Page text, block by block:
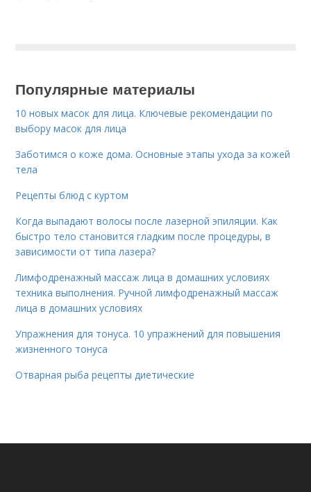
Популярные материалы
10 новых масок для лица. Ключевые рекомендации по
выбору масок для лица
Заботимся о коже дома. Основные этапы ухода за кожей
тела
Рецепты блюд с куртом
Когда выпадают волосы после лазерной эпиляции. Как
быстро тело становится гладким после процедуры, в
зависимости от типа лазера?
Лимфодренажный массаж лица в домашних условиях
техника выполнения. Ручной лимфодренажный массаж
лица в домашних условиях
Упражнения для тонуса. 10 упражнений для повышения
жизненного тонуса
Отварная рыба рецепты диетические